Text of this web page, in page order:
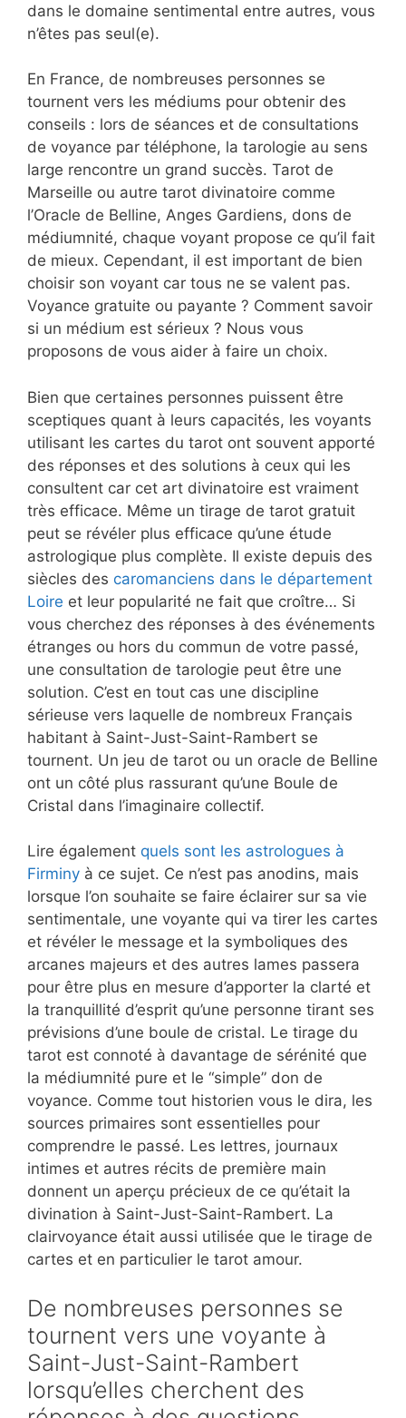
dans le domaine sentimental entre autres, vous
n’êtes pas seul(e).
En France, de nombreuses personnes se
tournent vers les médiums pour obtenir des
conseils : lors de séances et de consultations
de voyance par téléphone, la tarologie au sens
large rencontre un grand succès. Tarot de
Marseille ou autre tarot divinatoire comme
l’Oracle de Belline, Anges Gardiens, dons de
médiumnité, chaque voyant propose ce qu’il fait
de mieux. Cependant, il est important de bien
choisir son voyant car tous ne se valent pas.
Voyance gratuite ou payante ? Comment savoir
si un médium est sérieux ? Nous vous
proposons de vous aider à faire un choix.
Bien que certaines personnes puissent être
sceptiques quant à leurs capacités, les voyants
utilisant les cartes du tarot ont souvent apporté
des réponses et des solutions à ceux qui les
consultent car cet art divinatoire est vraiment
très efficace. Même un tirage de tarot gratuit
peut se révéler plus efficace qu’une étude
astrologique plus complète. Il existe depuis des
siècles des caromanciens dans le département
Loire et leur popularité ne fait que croître… Si
vous cherchez des réponses à des événements
étranges ou hors du commun de votre passé,
une consultation de tarologie peut être une
solution. C’est en tout cas une discipline
sérieuse vers laquelle de nombreux Français
habitant à Saint-Just-Saint-Rambert se
tournent. Un jeu de tarot ou un oracle de Belline
ont un côté plus rassurant qu’une Boule de
Cristal dans l’imaginaire collectif.
Lire également quels sont les astrologues à
Firminy à ce sujet. Ce n’est pas anodins, mais
lorsque l’on souhaite se faire éclairer sur sa vie
sentimentale, une voyante qui va tirer les cartes
et révéler le message et la symboliques des
arcanes majeurs et des autres lames passera
pour être plus en mesure d’apporter la clarté et
la tranquillité d’esprit qu’une personne tirant ses
prévisions d’une boule de cristal. Le tirage du
tarot est connoté à davantage de sérénité que
la médiumnité pure et le “simple” don de
voyance. Comme tout historien vous le dira, les
sources primaires sont essentielles pour
comprendre le passé. Les lettres, journaux
intimes et autres récits de première main
donnent un aperçu précieux de ce qu’était la
divination à Saint-Just-Saint-Rambert. La
clairvoyance était aussi utilisée que le tirage de
cartes et en particulier le tarot amour.
De nombreuses personnes se
tournent vers une voyante à
Saint-Just-Saint-Rambert
lorsqu’elles cherchent des